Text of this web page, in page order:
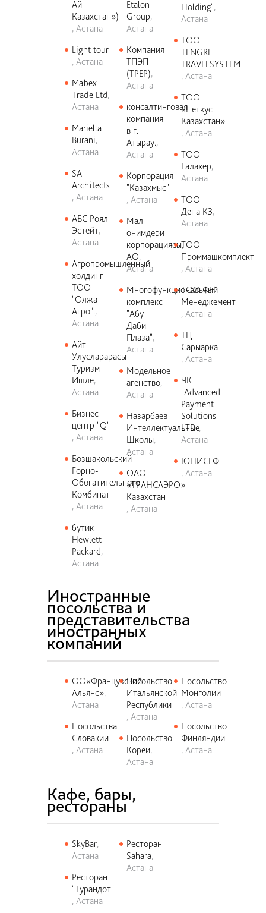
Ай
Казахстан»)
Астана
Light tour
Астана
Mabex
Trade Ltd
Астана
Mariella
Burani
Астана
SA
Architects
Астана
АБС Роял
Эстейт
Астана
Агропромышленный
холдинг
ТОО
"Олжа
Агро".
Астана
Айт
Улусларарасы
Туризм
Ишле
Астана
Бизнес
центр "Q"
Астана
Бозшакольский
Горно-
Обогатительного
Комбинат
Астана
бутик
Hewlett
Packard
Астана
Etalon
Group
Астана
Компания
ТПЭП
(TPEP)
Астана
консалтинговая
компания
в г.
Атырау.
Астана
Корпорация
"Казахмыс"
Астана
Мал
онимдери
корпорациясы,
АО
Астана
Многофункциональный
комплекс
"Абу
Даби
Плаза"
Астана
Модельное
агенство
Астана
Назарбаев
Интеллектуальные
Школы
Астана
ОАО
«ТРАНСАЭРО»
Казахстан
Астана
Holding"
Астана
ТОО
TENGRI
TRAVELSYSTEM
Астана
ТОО
«Петкус
Казахстан»
Астана
ТОО
Галахер
Астана
ТОО
Дена К3
Астана
ТОО
Проммашкомплект
Астана
ТОО ФН
Менеджемент
Астана
ТЦ
Сарыарка
Астана
ЧК
"Advanced
Payment
Solutions
LTD"
Астана
ЮНИСЕФ
Астана
Иностранные
посольства и
представительства
иностранных
компаний
ОО«Французский
Альянс»
Астана
Посольства
Словакии
Астана
Посольство
Итальянской
Республики
Астана
Посольство
Кореи
Астана
Посольство
Монголии
Астана
Посольство
Финляндии
Астана
Кафе, бары,
рестораны
SkyBar
Астана
Ресторан
"Турандот"
Астана
Ресторан
Sahara
Астана